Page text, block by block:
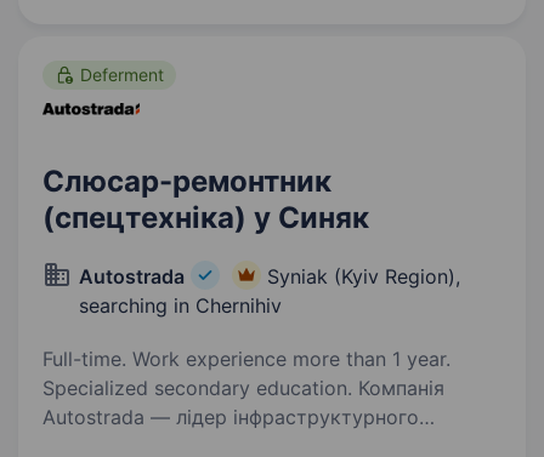
Deferment
Слюсар-ремонтник
(спецтехніка) у Синяк
Autostrada
Syniak (Kyiv Region),
searching in Chernihiv
Full-time. Work experience more than 1 year.
Specialized secondary education. Компанія
Autostrada — лідер інфраструктурного